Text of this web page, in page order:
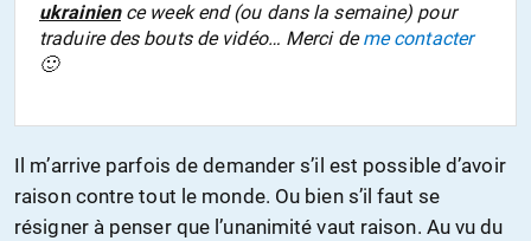
CONTACTER
FAIRE UN
ukrainience week end (ou dans la semaine) pour
traduire des bouts de vidéo… Merci deme contacter
🙂
Il m’arrive parfois de demander s’il est possible d’avoir
raison contre tout le monde. Ou bien s’il faut se
résigner à penser que l’unanimité vaut raison. Au vu du